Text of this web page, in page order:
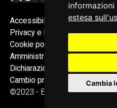
informazioni
estesa
Cambia
Accessibilità
Privacy e Note legali
Cookie policy
Amministrazione trasparente
Dichiarazione di accessibilità
Cambio preferenze cookie
©2023 - ERPAC FVG